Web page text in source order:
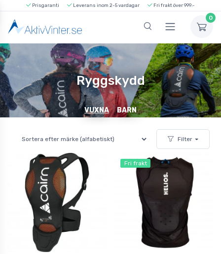
Prisgaranti Leverans inom 2-5 vardagar Fri frakt över 999:-
0
Ryggskydd
VUXNA BARN
Filter
Fri frakt